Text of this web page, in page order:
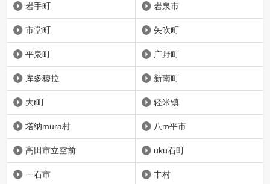
岩手町 岩泉市
市堂町 矢吹町
平泉町 广野町
库多穆拉 新南町
大t町 轻米镇
塔纳mura村 八m平市
高田市立空前 uku石町
一石市 丰村